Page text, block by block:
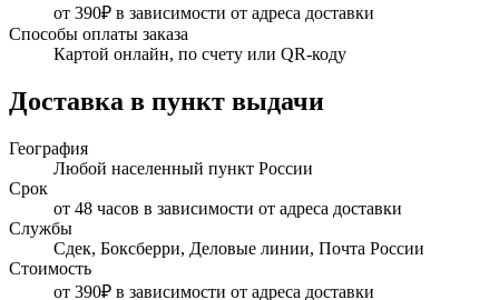
от 390₽ в зависимости от адреса доставки
Способы оплаты заказа
Картой онлайн, по счету или QR-коду
Доставка в пункт выдачи
География
Любой населенный пункт России
Срок
от 48 часов в зависимости от адреса доставки
Службы
Сдек, Боксберри, Деловые линии, Почта России
Стоимость
от 390₽ в зависимости от адреса доставки